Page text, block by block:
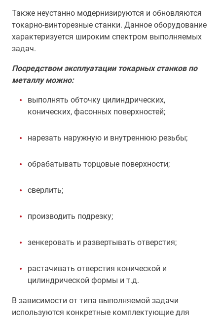
Также неустанно модернизируются и обновляются
токарно-винторезные станки. Данное оборудование
характеризуется широким спектром выполняемых
задач.
Посредством эксплуатации токарных станков по
металлу можно:
выполнять обточку цилиндрических,
конических, фасонных поверхностей;
нарезать наружную и внутреннюю резьбы;
обрабатывать торцовые поверхности;
сверлить;
производить подрезку;
зенкеровать и развертывать отверстия;
растачивать отверстия конической и
цилиндрической формы и т.д.
В зависимости от типа выполняемой задачи
используются конкретные комплектующие для